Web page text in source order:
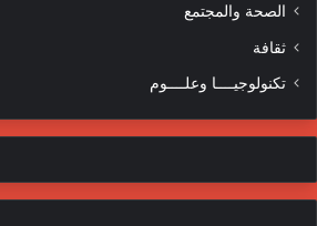
الصحة والمجتمع
ثقافة
تكنولوجيــــا وعلــــوم